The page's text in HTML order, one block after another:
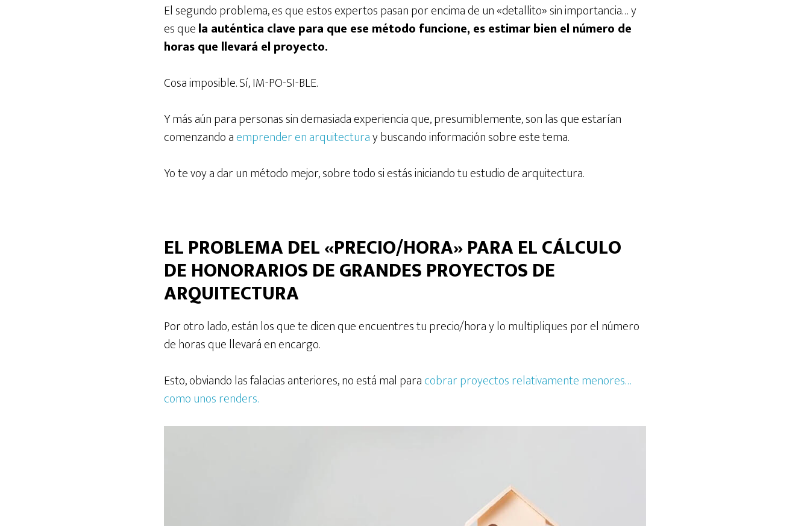
El segundo problema, es que estos expertos pasan por encima de un «detallito» sin importancia… y
es quela auténtica clave para que ese método funcione, es estimar bien el número de
horas que llevará el proyecto.
Cosa imposible. Sí, IM-PO-SI-BLE.
Y más aún para personas sin demasiada experiencia que, presumiblemente, son las que estarían
comenzando aemprender en arquitecturay buscando información sobre este tema.
Yo te voy a dar un método mejor, sobre todo si estás iniciando tu estudio de arquitectura.
EL PROBLEMA DEL «PRECIO/HORA» PARA EL CÁLCULO
DE HONORARIOS DE GRANDES PROYECTOS DE
ARQUITECTURA
Por otro lado, están los que te dicen que encuentres tu precio/hora y lo multipliques por el número
de horas que llevará en encargo.
Esto, obviando las falacias anteriores, no está mal paracobrar proyectos relativamente menores…
como unos renders.